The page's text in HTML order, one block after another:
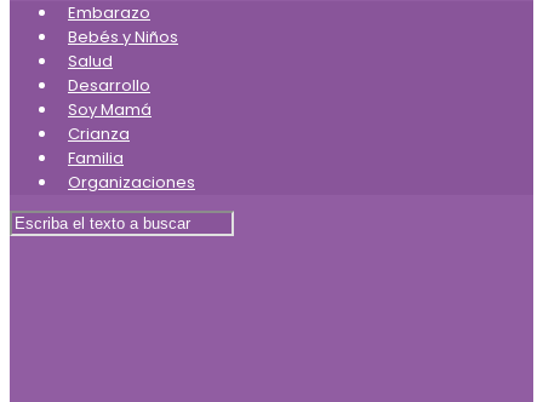
Embarazo
Bebés y Niños
Salud
Desarrollo
Soy Mamá
Crianza
Familia
Organizaciones